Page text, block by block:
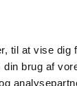
til at vise dig
brug af
Nyheder